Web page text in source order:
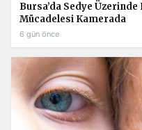
Bursa’da Sedye
Mücadelesi Kamerada
6 gün önce